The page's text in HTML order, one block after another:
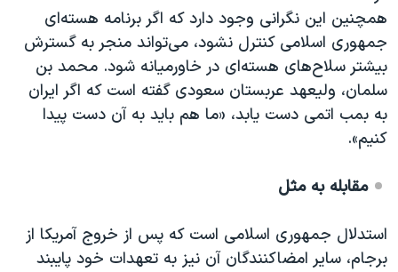
همچنین این نگرانی وجود دارد که اگر برنامه هسته‌ای
جمهوری اسلامی کنترل نشود، می‌تواند منجر به گسترش
بیشتر سلاح‌های هسته‌ای در خاورمیانه شود. محمد بن
سلمان، ولیعهد عربستان سعودی گفته است که اگر ایران
به بمب اتمی دست یابد، «ما هم باید به آن دست پیدا
کنیم».
مقابله به مثل
استدلال جمهوری اسلامی است که پس از خروج آمریکا از
برجام، سایر امضاکنندگان آن نیز به تعهدات خود پایبند